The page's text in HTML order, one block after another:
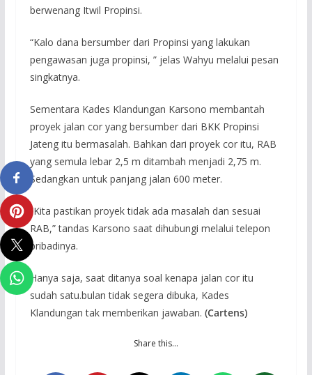
berwenang Itwil Propinsi.
“Kalo dana bersumber dari Propinsi yang lakukan
pengawasan juga propinsi, ” jelas Wahyu melalui pesan
singkatnya.
Sementara Kades Klandungan Karsono membantah
proyek jalan cor yang bersumber dari BKK Propinsi
Jateng itu bermasalah. Bahkan dari proyek cor itu, RAB
yang semula lebar 2,5 m ditambah menjadi 2,75 m.
Sedangkan untuk panjang jalan 600 meter.
“Kita pastikan proyek tidak ada masalah dan sesuai
RAB,” tandas Karsono saat dihubungi melalui telepon
pribadinya.
Hanya saja, saat ditanya soal kenapa jalan cor itu
sudah satu.bulan tidak segera dibuka, Kades
Klandungan tak memberikan jawaban. (Cartens)
Share this…